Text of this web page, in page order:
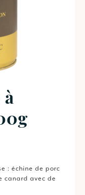
: échine de porc
canard avec de